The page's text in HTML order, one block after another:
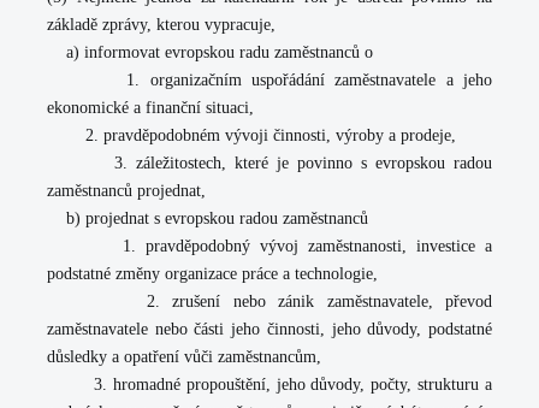
základě zprávy, kterou vypracuje,
a) informovat evropskou radu zaměstnanců o
1. organizačním uspořádání zaměstnavatele a jeho
ekonomické a finanční situaci,
2. pravděpodobném vývoji činnosti, výroby a prodeje,
3. záležitostech, které je povinno s evropskou radou
zaměstnanců projednat,
b) projednat s evropskou radou zaměstnanců
1. pravděpodobný vývoj zaměstnanosti, investice a
podstatné změny organizace práce a technologie,
2. zrušení nebo zánik zaměstnavatele, převod
zaměstnavatele nebo části jeho činnosti, jeho důvody, podstatné
důsledky a opatření vůči zaměstnancům,
3. hromadné propouštění, jeho důvody, počty, strukturu a